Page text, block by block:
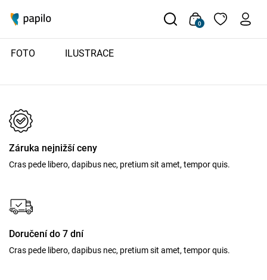
0
FOTO ILUSTRACE
Záruka nejnižší ceny
Cras pede libero, dapibus nec, pretium sit amet, tempor quis.
Doručení do 7 dní
Cras pede libero, dapibus nec, pretium sit amet, tempor quis.